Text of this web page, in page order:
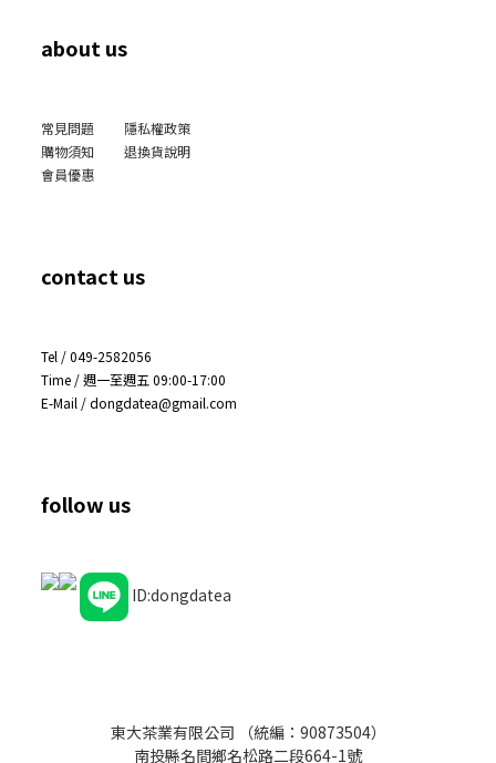
about us
常見問題
隱私權政策
購物須知
退換貨說明
會員優惠
contact us
Tel / 049-2582056
Time / 週一至週五 09:00-17:00
E-Mail / dongdatea@gmail.com
follow us
ID:dongdatea
東大茶業有限公司 （統編：90873504）
南投縣名間鄉名松路二段664-1號